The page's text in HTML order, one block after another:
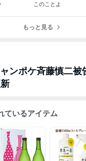
このことよ
もっと見る
ンポケ斉藤慎二被
ているアイテム